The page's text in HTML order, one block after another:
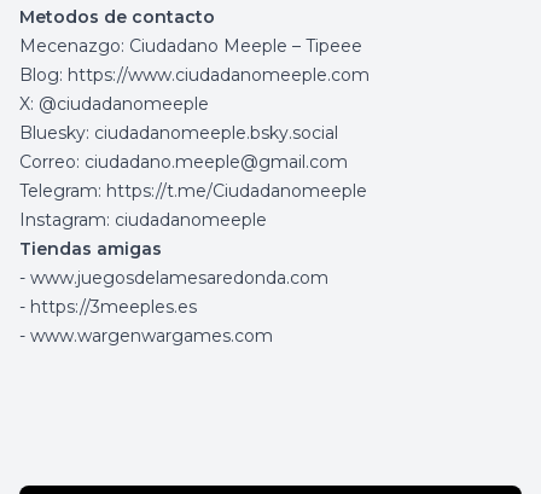
Metodos de contacto
Mecenazgo: Ciudadano Meeple – Tipeee
Blog: https://www.ciudadanomeeple.com
X: @ciudadanomeeple
Bluesky: ciudadanomeeple.bsky.social
Correo: ciudadano.meeple@gmail.com
Telegram: https://t.me/Ciudadanomeeple
Instagram: ciudadanomeeple
Tiendas amigas
- www.juegosdelamesaredonda.com
- https://3meeples.es
- www.wargenwargames.com